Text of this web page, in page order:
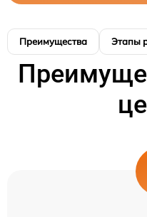
Преимущества Этапы